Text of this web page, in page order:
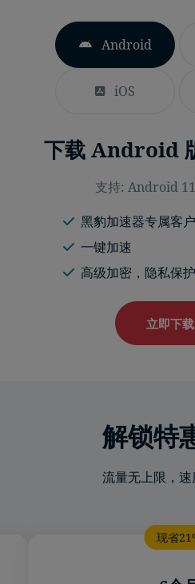
Android
iOS
下载 Android
支持: Android
黑豹加速器专属客
一键加速
高级加密，隐私保护
立即下载
解锁特
流量无上限，